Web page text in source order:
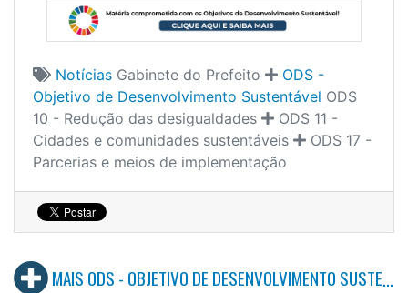
Notícias Gabinete do Prefeito
ODS -
Objetivo de Desenvolvimento Sustentável ODS
10 - Redução das desigualdades
ODS 11 -
Cidades e comunidades sustentáveis
ODS 17 -
Parcerias e meios de implementação
MAIS ODS - OBJETIVO DE DESENVOLVIMENTO SUSTENTÁVEL